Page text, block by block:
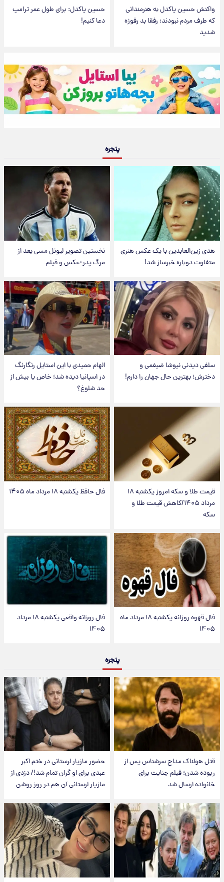
واکنش حسین پاکدل به هنرمندانی
که طرف مردم نبودند: رفقا بد رفوزه
شدید
حسین پاکدل: برای طول عمر ترامپ
دعا کنیم!
پنجره
هدی زین‌العابدین با یک عکس هنری
متفاوت دوباره خبرساز شد!
نخستین تصویر لیونل مسی بعد از
مرگ پدر+عکس و فیلم
سلفی دیدنی نیوشا ضیغمی و
دخترش؛ بهترین حال جهان را دارم!
الهام حمیدی با این استایل رنگارنگ
در اسپانیا دیده شد؛ خاص یا بیش از
حد شلوغ؟
قیمت طلا و سکه امروز یکشنبه ۱۸
مرداد ۱۴۰۵/کاهش قیمت طلا و
سکه
فال حافظ یکشنبه ۱۸ مرداد ماه ۱۴۰۵
فال قهوه روزانه یکشنبه ۱۸ مرداد ماه
۱۴۰۵
فال روزانه واقعی یکشنبه ۱۸ مرداد
۱۴۰۵
پنجره
قتل هولناک مداح سرشناس پس از
ربوده شدن؛ فیلم جنایت برای
خانواده ارسال شد
حضور مازیار لرستانی در ختم اکبر
عبدی برای او گران تمام شد!/ دزدی از
مازیار لرستانی آن هم در روز روشن